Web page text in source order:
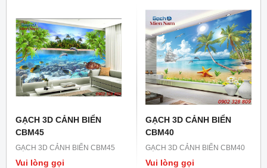
GẠCH 3D CẢNH BIỂN
CBM45
GẠCH 3D CẢNH BIỂN CBM45
Vui lòng gọi
GẠCH 3D CẢNH BIỂN
CBM40
GẠCH 3D CẢNH BIỂN CBM40
Vui lòng gọi